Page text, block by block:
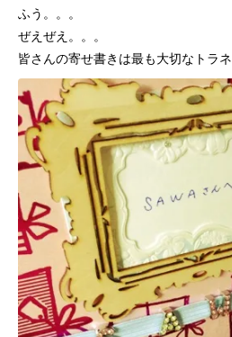
ふう。。。
ぜえぜえ。。。
皆さんの寄せ書きは最も大切なトラ